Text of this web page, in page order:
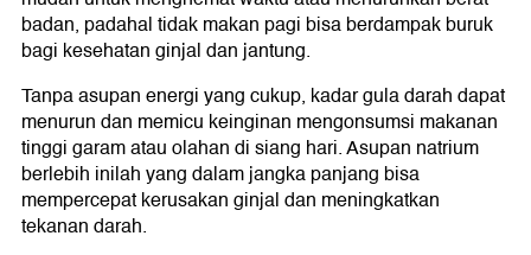
badan, padahal tidak makan pagi bisa berdampak buruk
bagi kesehatan ginjal dan jantung.
Tanpa asupan energi yang cukup, kadar gula darah dapat
menurun dan memicu keinginan mengonsumsi makanan
tinggi garam atau olahan di siang hari. Asupan natrium
berlebih inilah yang dalam jangka panjang bisa
mempercepat kerusakan ginjal dan meningkatkan
tekanan darah.